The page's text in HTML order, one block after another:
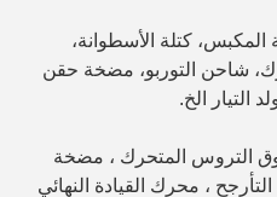
كتلة الأسطوانة،
شاحن التوربو، مضخة حقن
التيار الخ.
التروس المتحرك ، مضخة
، محرك القيادة النهائي